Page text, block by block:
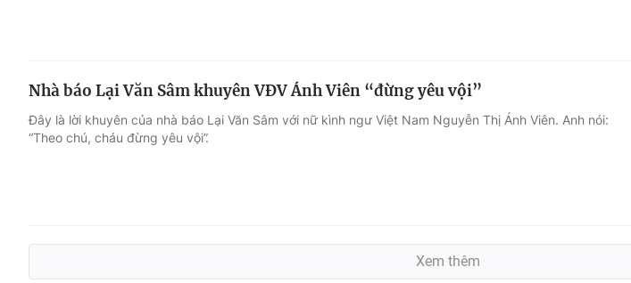
Nhà báo Lại Văn Sâm khuyên VĐV Ánh Viên “đừng yêu vội”
Đây là lời khuyên của nhà báo Lại Văn Sâm với nữ kình ngư Việt Nam Nguyễn Thị Ánh Viên. Anh nói:
“Theo chú, cháu đừng yêu vội”.
Xem thêm